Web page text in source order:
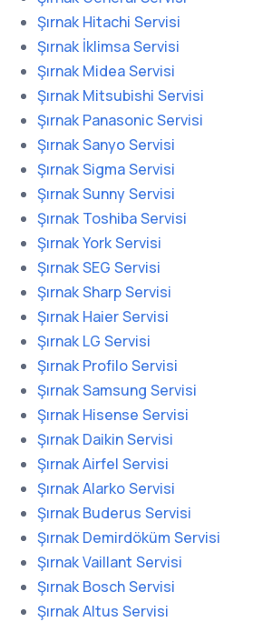
Şırnak Hitachi Servisi
Şırnak İklimsa Servisi
Şırnak Midea Servisi
Şırnak Mitsubishi Servisi
Şırnak Panasonic Servisi
Şırnak Sanyo Servisi
Şırnak Sigma Servisi
Şırnak Sunny Servisi
Şırnak Toshiba Servisi
Şırnak York Servisi
Şırnak SEG Servisi
Şırnak Sharp Servisi
Şırnak Haier Servisi
Şırnak LG Servisi
Şırnak Profilo Servisi
Şırnak Samsung Servisi
Şırnak Hisense Servisi
Şırnak Daikin Servisi
Şırnak Airfel Servisi
Şırnak Alarko Servisi
Şırnak Buderus Servisi
Şırnak Demirdöküm Servisi
Şırnak Vaillant Servisi
Şırnak Bosch Servisi
Şırnak Altus Servisi